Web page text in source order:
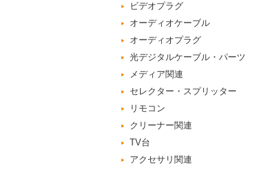
ビデオプラグ
オーディオケーブル
オーディオプラグ
光デジタルケーブル・パーツ
メディア関連
セレクター・スプリッター
リモコン
クリーナー関連
TV台
アクセサリ関連